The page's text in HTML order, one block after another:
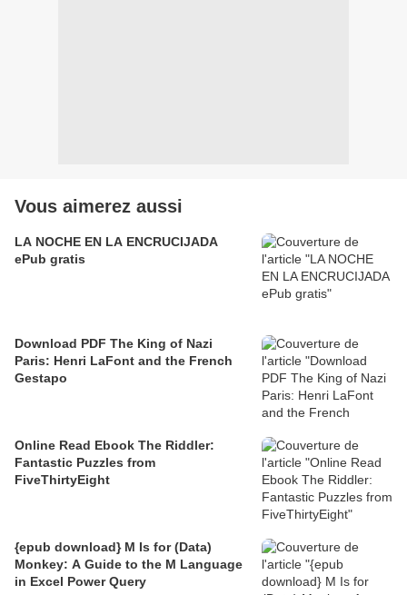
Vous aimerez aussi
LA NOCHE EN LA ENCRUCIJADA
ePub gratis
Download PDF The King of Nazi
Paris: Henri LaFont and the French
Gestapo
Online Read Ebook The Riddler:
Fantastic Puzzles from
FiveThirtyEight
{epub download} M Is for (Data)
Monkey: A Guide to the M Language
in Excel Power Query